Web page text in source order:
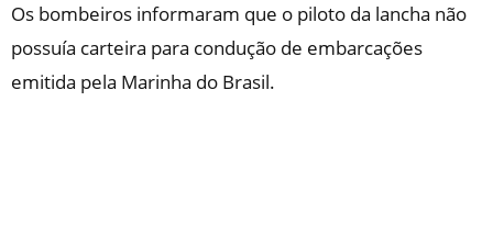
Os bombeiros informaram que o piloto da lancha não
possuía carteira para condução de embarcações
emitida pela Marinha do Brasil.